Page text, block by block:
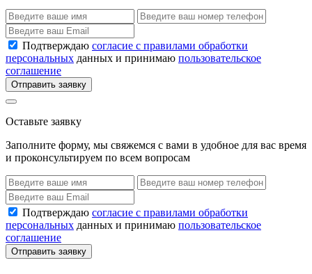
Подтверждаю согласие с правилами обработки
персональных данных и принимаю пользовательское
соглашение
Отправить заявку
Оставьте заявку
Заполните форму, мы свяжемся с вами в удобное для вас время
и проконсультируем по всем вопросам
Подтверждаю согласие с правилами обработки
персональных данных и принимаю пользовательское
соглашение
Отправить заявку